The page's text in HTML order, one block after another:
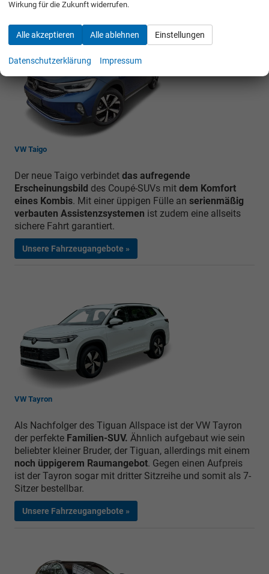
VW Taigo
Der neue Taigo verbindet das aufregende
Erscheinungsbild des Coupé-SUVs mit dem Komfort
eines Kombis. Mit einer üppigen Fülle an serienmäßig
verbauten Assistenzsystemen ist zudem eine allseits
sichere Fahrt garantiert.
Unsere Fahrzeugangebote »
VW Tayron
Als Nachfolger des Tiguan Allspace ist der VW Tayron
der perfekte Familien-SUV. Ähnlich aufgebaut wie sein
beliebter kleiner Bruder, der Tiguan, allerdings mit einem
noch üppigerem Raumangebot. Gegen einen Aufpreis
ist der Tayron sogar mit dritter Sitzreihe und somit als 7-
Sitzer bestellbar.
Unsere Fahrzeugangebote »
Wirkung für die Zukunft widerrufen.
Alle akzeptieren Alle ablehnen Einstellungen
Datenschutzerklärung Impressum